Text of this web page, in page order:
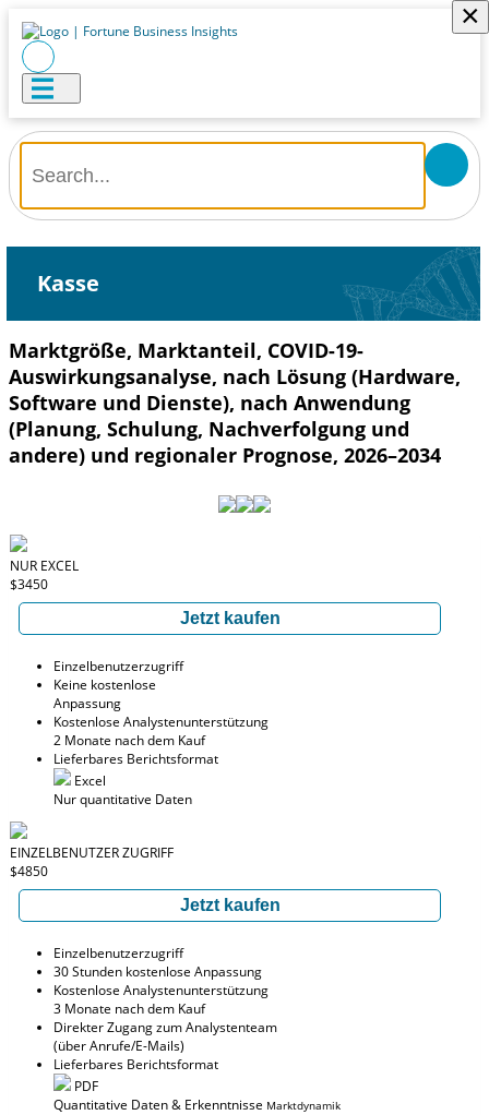
×
Kasse
Marktgröße, Marktanteil, COVID-19-
Auswirkungsanalyse, nach Lösung (Hardware,
Software und Dienste), nach Anwendung
(Planung, Schulung, Nachverfolgung und
andere) und regionaler Prognose, 2026–2034
NUR EXCEL
$3450
Jetzt kaufen
Einzelbenutzerzugriff
Keine kostenlose
Anpassung
Kostenlose Analystenunterstützung
2 Monate nach dem Kauf
Lieferbares Berichtsformat
Excel
Nur quantitative Daten
EINZELBENUTZER ZUGRIFF
$4850
Jetzt kaufen
Einzelbenutzerzugriff
30 Stunden kostenlose Anpassung
Kostenlose Analystenunterstützung
3 Monate nach dem Kauf
Direkter Zugang zum Analystenteam
(über Anrufe/E-Mails)
Lieferbares Berichtsformat
PDF
Quantitative Daten & Erkenntnisse Marktdynamik